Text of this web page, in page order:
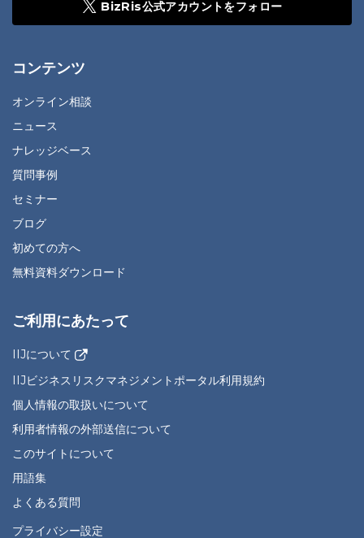
BizRis公式アカウントをフォロー
コンテンツ
オンライン相談
ニュース
ナレッジベース
質問事例
セミナー
ブログ
初めての方へ
無料資料ダウンロード
ご利用にあたって
IIJについて
IIJビジネスリスクマネジメントポータル利用規約
個人情報の取扱いについて
利用者情報の外部送信について
このサイトについて
用語集
よくある質問
プライバシー設定